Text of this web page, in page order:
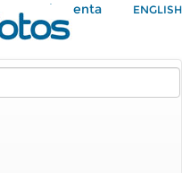
Mi Cuenta ENGLISH